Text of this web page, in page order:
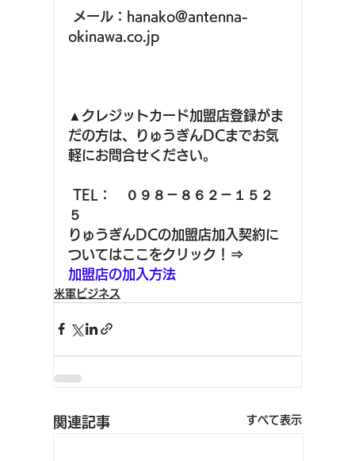
okinawa.co.jp
▲クレジットカード加盟店登録がま
だの方は、りゅうぎんDCまでお気
軽にお問合せください。
TEL：　０９８－８６２－１５２
５
りゅうぎんDCの加盟店加入契約に
ついてはここをクリック！⇒
加盟店の加入方法
米軍ビジネス
関連記事 すべて表示